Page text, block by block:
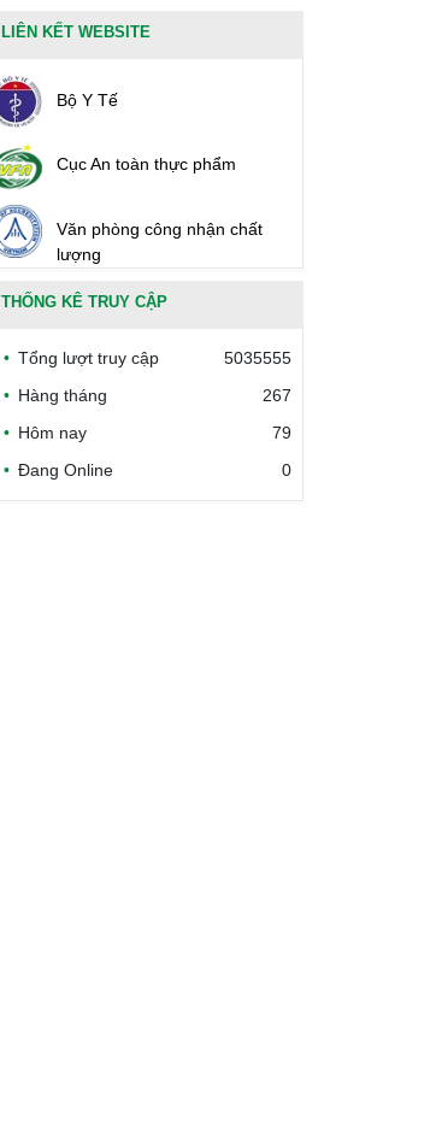
LIÊN KẾT WEBSITE
Bộ Y Tế
Cục An toàn thực phẩm
Văn phòng công nhận chất
lượng
Bộ Công thương Việt Nam
Bộ Nông nghiệp và Môi trường
Công đoàn Y tế Việt Nam
Safe Food for Growth Project
THỐNG KÊ TRUY CẬP
Tổng lượt truy cập
5035555
Hàng tháng
267
Hôm nay
79
Đang Online
0